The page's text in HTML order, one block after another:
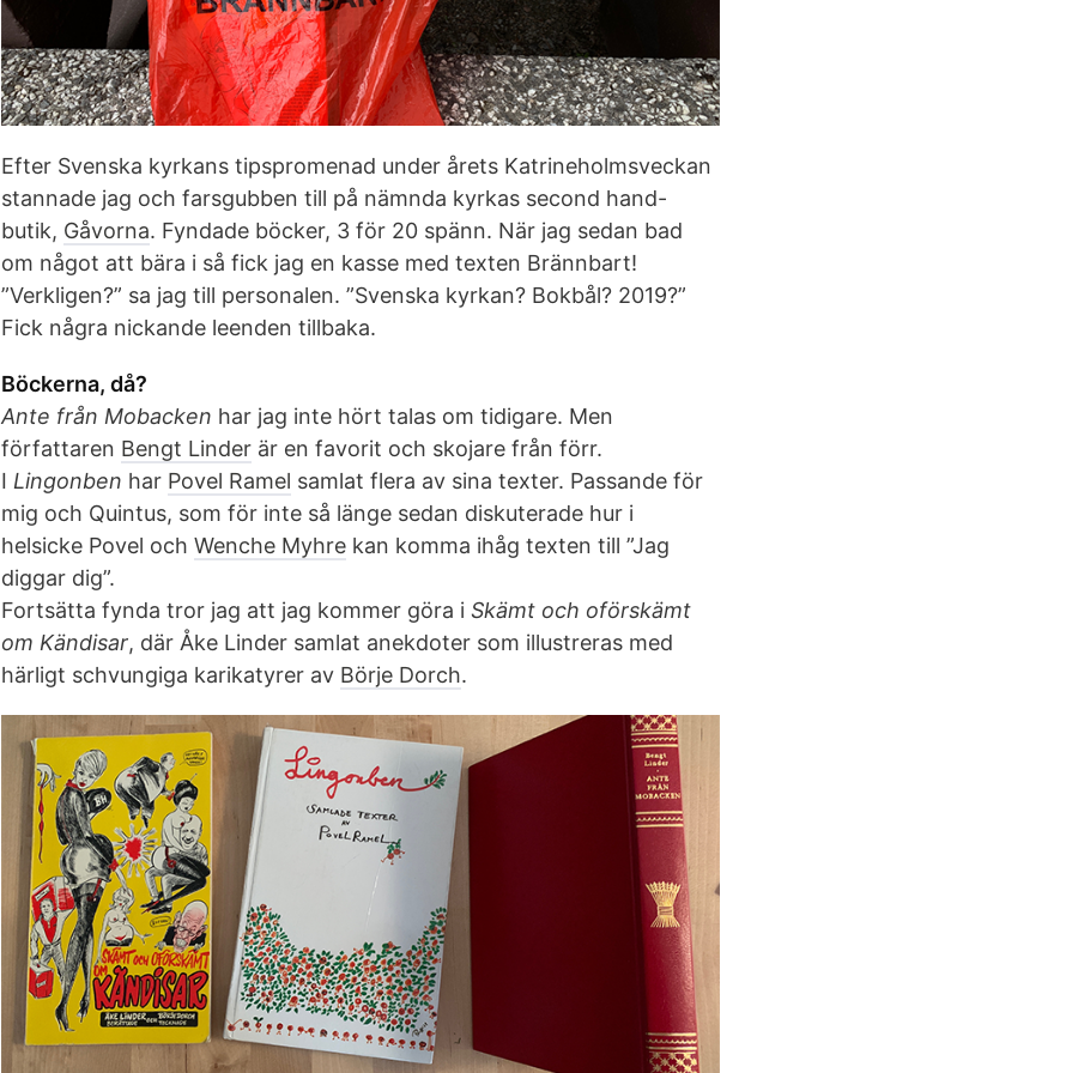
Efter Svenska kyrkans tipspromenad under årets Katrineholmsveckan
stannade jag och farsgubben till på nämnda kyrkas second hand-
butik, Gåvorna. Fyndade böcker, 3 för 20 spänn. När jag sedan bad
om något att bära i så fick jag en kasse med texten Brännbart!
”Verkligen?” sa jag till personalen. ”Svenska kyrkan? Bokbål? 2019?”
Fick några nickande leenden tillbaka.
Böckerna, då?
Ante från Mobacken har jag inte hört talas om tidigare. Men
författaren Bengt Linder är en favorit och skojare från förr.
I Lingonben har Povel Ramel samlat flera av sina texter. Passande för
mig och Quintus, som för inte så länge sedan diskuterade hur i
helsicke Povel och Wenche Myhre kan komma ihåg texten till ”Jag
diggar dig”.
Fortsätta fynda tror jag att jag kommer göra i Skämt och oförskämt
om Kändisar, där Åke Linder samlat anekdoter som illustreras med
härligt schvungiga karikatyrer av Börje Dorch.